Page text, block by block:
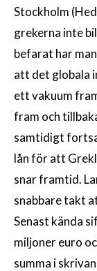
Stockholm
grekerna inte
befarat har
att det globala
ett vakuum
fram och
samtidigt
lån för att
snar framtid.
snabbare takt
Senast kända
miljoner euro
summa i